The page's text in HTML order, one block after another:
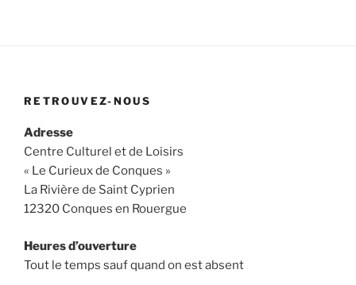
RETROUVEZ-NOUS
Adresse
Centre Culturel et de Loisirs
« Le Curieux de Conques »
La Rivière de Saint Cyprien
12320 Conques en Rouergue
Heures d’ouverture
Tout le temps sauf quand on est absent